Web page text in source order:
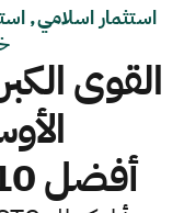
القوى
أفضل 10 أسهم لعام 2025